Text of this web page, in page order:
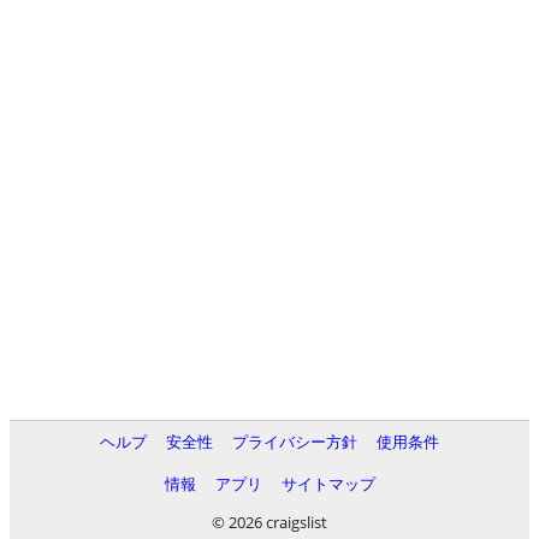
ヘルプ 安全性 プライバシー方針
使用条件
情報
アプリ
サイトマップ
© 2026 craigslist